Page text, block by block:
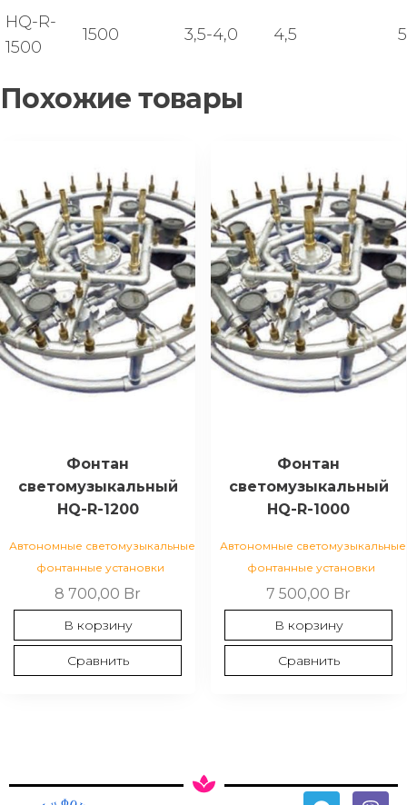
HQ-R-
1500
1500 3,5-4,0 4,5 5
Похожие товары
Фонтан
светомузыкальный
HQ-R-1200
Автономные светомузыкальные
фонтанные установки
8 700,00 Br
В корзину
Сравнить
Фонтан
светомузыкальный
HQ-R-1000
Автономные светомузыкальные
фонтанные установки
7 500,00 Br
В корзину
Сравнить